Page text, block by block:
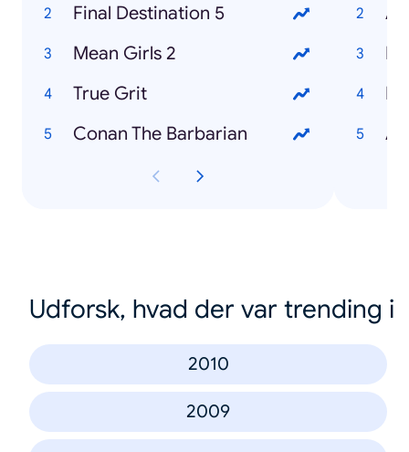
Final Destination 5
Mean Girls 2
True Grit
Conan The Barbarian
Udforsk, hvad der var trending i
2010
2009